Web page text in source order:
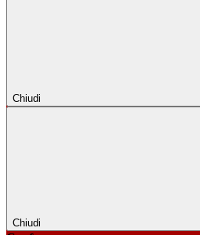
Chiudi
Chiudi